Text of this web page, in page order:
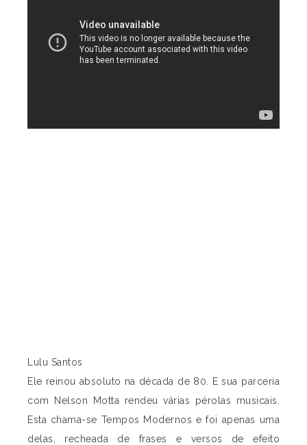
Lulu Santos
Ele reinou absoluto na década de 80. E sua parceria
com Nelson Motta rendeu várias pérolas musicais.
Esta chama-se Tempos Modernos e foi apenas uma
delas, recheada de frases e versos de efeito